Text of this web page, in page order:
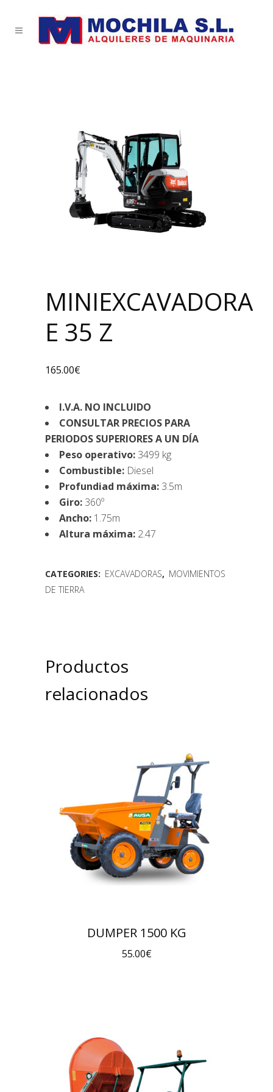
MINIEXCAVADORA
E 35 Z
165.00€
I.V.A. NO INCLUIDO
CONSULTAR PRECIOS PARA
PERIODOS SUPERIORES A UN DÍA
Peso operativo: 3499 kg
Combustible: Diesel
Profundiad máxima: 3.5m
Giro: 360º
Ancho: 1.75m
Altura máxima: 2.47
CATEGORIES: EXCAVADORAS, MOVIMIENTOS
DE TIERRA
Productos
relacionados
DUMPER 1500 KG
55.00€